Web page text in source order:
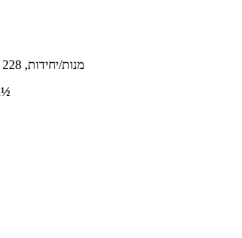
6 מנות/יחידות, 228 גרם למנה\יחידה